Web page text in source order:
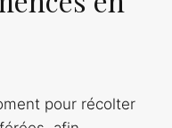
pour récolter